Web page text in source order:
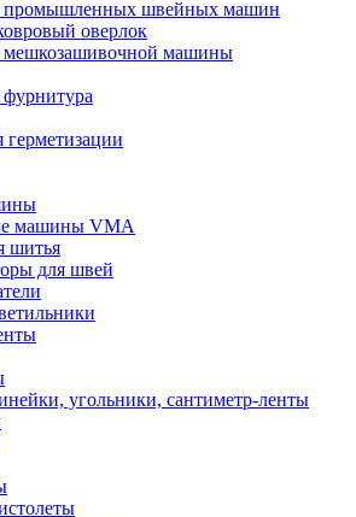
промышленных швейных машин
оверлок
мешкозашивочной машины
герметизации
машины VMA
шитья
для швей
угольники, сантиметр-ленты